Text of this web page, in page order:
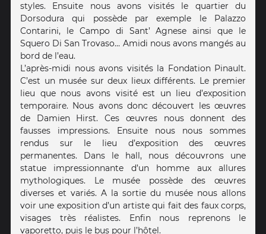
styles. Ensuite nous avons visités le quartier du
Dorsodura qui possède par exemple le Palazzo
Contarini, le Campo di Sant’ Agnese ainsi que le
Squero Di San Trovaso… Amidi nous avons mangés au
bord de l’eau.
L’après-midi nous avons visités la Fondation Pinault.
C’est un musée sur deux lieux différents. Le premier
lieu que nous avons visité est un lieu d’exposition
temporaire. Nous avons donc découvert les œuvres
de Damien Hirst. Ces œuvres nous donnent des
fausses impressions. Ensuite nous nous sommes
rendus sur le lieu d’exposition des œuvres
permanentes. Dans le hall, nous découvrons une
statue impressionnante d’un homme aux allures
mythologiques. Le musée possède des œuvres
diverses et variés. A la sortie du musée nous allons
voir une exposition d’un artiste qui fait des faux corps,
visages très réalistes. Enfin nous reprenons le
vaporetto, puis le bus pour l’hôtel.